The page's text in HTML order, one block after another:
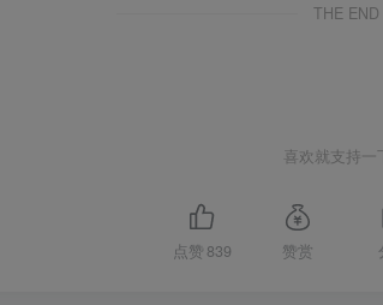
THE END
喜欢就支持一
点赞 839 赞赏